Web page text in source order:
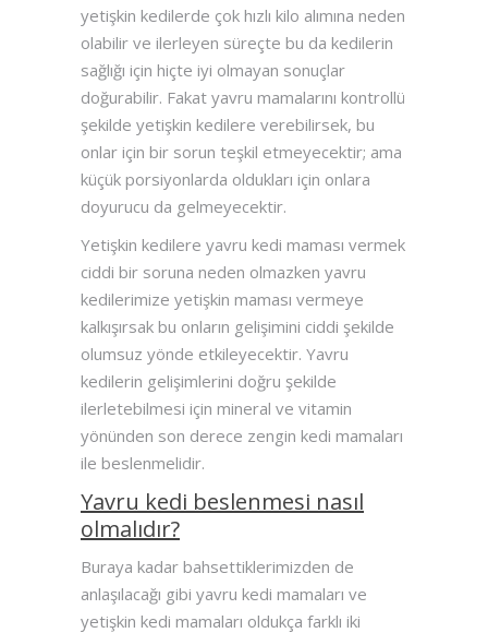
yetişkin kedilerde çok hızlı kilo alımına neden
olabilir ve ilerleyen süreçte bu da kedilerin
sağlığı için hiçte iyi olmayan sonuçlar
doğurabilir. Fakat yavru mamalarını kontrollü
şekilde yetişkin kedilere verebilirsek, bu
onlar için bir sorun teşkil etmeyecektir; ama
küçük porsiyonlarda oldukları için onlara
doyurucu da gelmeyecektir.
Yetişkin kedilere yavru kedi maması vermek
ciddi bir soruna neden olmazken yavru
kedilerimize yetişkin maması vermeye
kalkışırsak bu onların gelişimini ciddi şekilde
olumsuz yönde etkileyecektir. Yavru
kedilerin gelişimlerini doğru şekilde
ilerletebilmesi için mineral ve vitamin
yönünden son derece zengin kedi mamaları
ile beslenmelidir.
Yavru kedi beslenmesi nasıl
olmalıdır?
Buraya kadar bahsettiklerimizden de
anlaşılacağı gibi yavru kedi mamaları ve
yetişkin kedi mamaları oldukça farklı iki